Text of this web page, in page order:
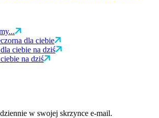
dla ciebie
ciebie na dziś
na dziś
w swojej skrzynce e-mail.